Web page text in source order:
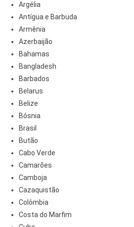
Argélia
Antígua e Barbuda
Armênia
Azerbaijão
Bahamas
Bangladesh
Barbados
Belarus
Belize
Bósnia
Brasil
Butão
Cabo Verde
Camarões
Camboja
Cazaquistão
Colômbia
Costa do Marfim